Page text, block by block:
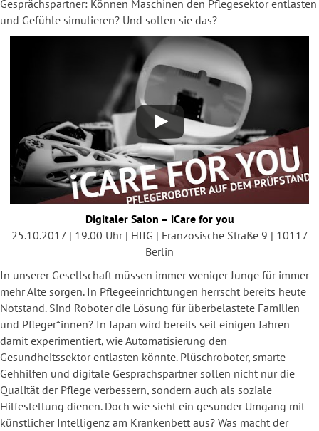
Gesprächspartner: Können Maschinen den Pflegesektor entlasten
und Gefühle simulieren? Und sollen sie das?
Digitaler Salon – iCare for you
25.10.2017 | 19.00 Uhr | HIIG | Französische Straße 9 | 10117
Berlin
In unserer Gesellschaft müssen immer weniger Junge für immer
mehr Alte sorgen. In Pflegeeinrichtungen herrscht bereits heute
Notstand. Sind Roboter die Lösung für überbelastete Familien
und Pfleger*innen? In Japan wird bereits seit einigen Jahren
damit experimentiert, wie Automatisierung den
Gesundheitssektor entlasten könnte. Plüschroboter, smarte
Gehhilfen und digitale Gesprächspartner sollen nicht nur die
Qualität der Pflege verbessern, sondern auch als soziale
Hilfestellung dienen. Doch wie sieht ein gesunder Umgang mit
künstlicher Intelligenz am Krankenbett aus? Was macht der